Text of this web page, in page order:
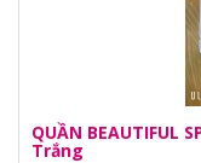
QUẦN BEAUTIFUL
Trắng